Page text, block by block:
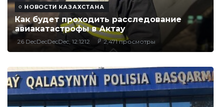
НОВОСТИ КАЗАХСТАНА
Как будет проходить расследование
авиакатастрофы в Актау
26 DecDecDecDec, 12:1212 2,471 просмотры